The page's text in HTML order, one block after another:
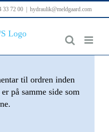
33 72 00 hydraulik@meldgaard.com
til ordren inden
på samme side som